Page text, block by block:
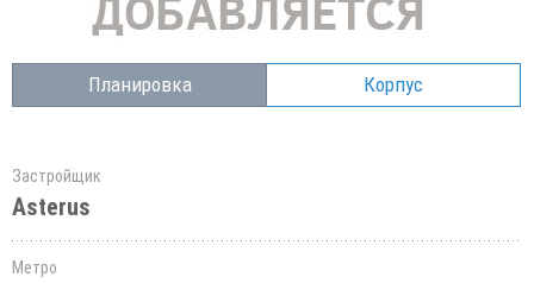
Планировка Корпус
Застройщик
Asterus
Метро